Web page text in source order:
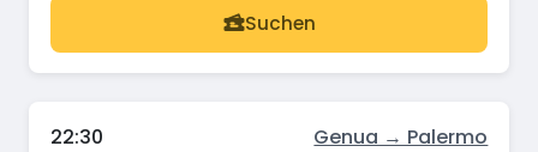
Suchen
22:30 Genua → Palermo